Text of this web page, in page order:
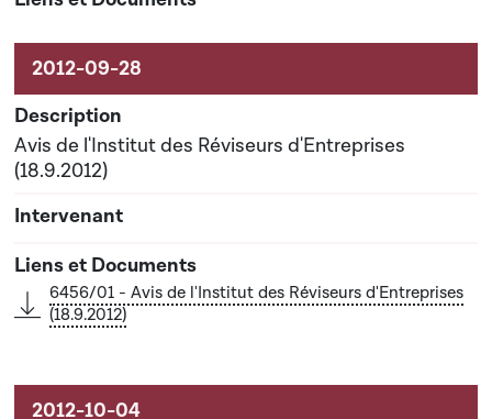
Avis de l'Institut des Réviseurs d'Entreprises
(18.9.2012)
6456/01 - Avis de l'Institut des Réviseurs d'Entreprises
(18.9.2012)